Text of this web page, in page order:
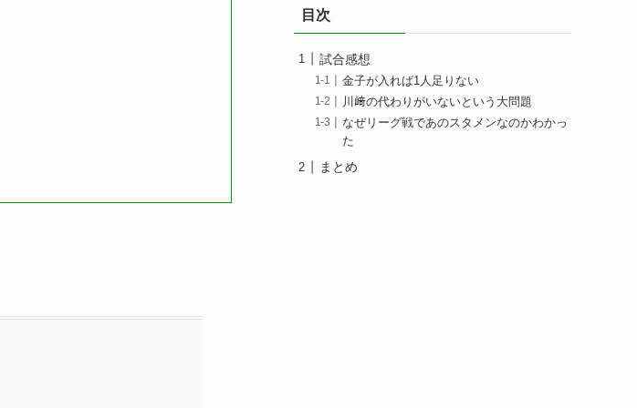
目次
試合感想
金子が入れば1人足りない
川﨑の代わりがいないという大問題
なぜリーグ戦であのスタメンなのかわかっ
た
まとめ